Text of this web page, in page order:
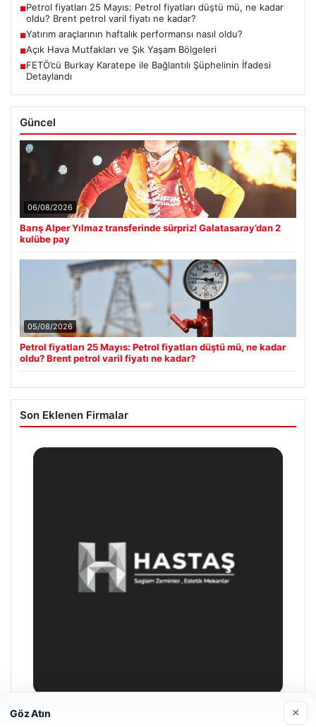
■Petrol fiyatları 25 Mayıs: Petrol fiyatları düştü mü, ne kadar
oldu? Brent petrol varil fiyatı ne kadar?
■Yatırım araçlarının haftalık performansı nasıl oldu?
■Açık Hava Mutfakları ve Şık Yaşam Bölgeleri
■FETÖ’cü Burkay Karatepe ile Bağlantılı Şüphelinin İfadesi
Detaylandı
Güncel
06/08/2026
Barış Alper Yılmaz transferinde sürpriz! Galatasaray’dan 2
kulübe pay
05/08/2026
Petrol fiyatları 25 Mayıs: Petrol fiyatları düştü mü, ne kadar
oldu? Brent petrol varil fiyatı ne kadar?
Son Eklenen Firmalar
Göz Atın ×